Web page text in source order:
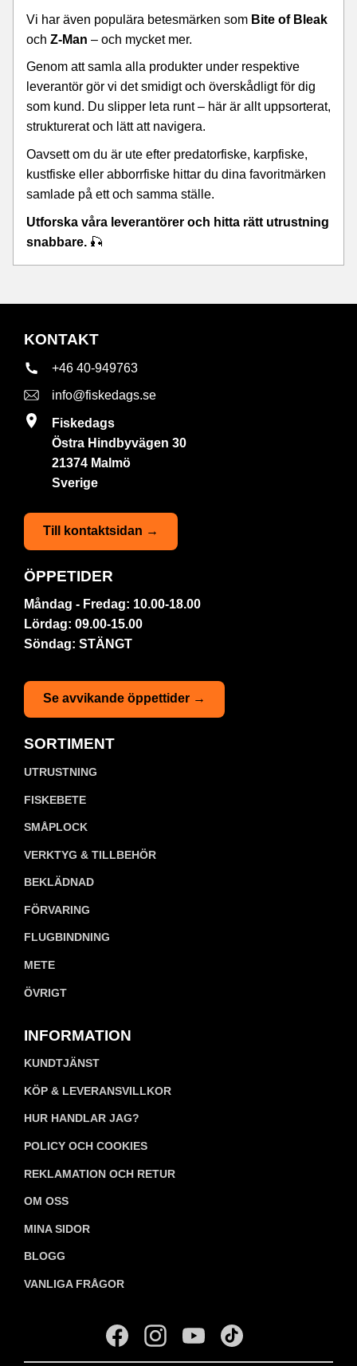
Vi har även populära betesmärken som Bite of Bleak
och Z-Man – och mycket mer.
Genom att samla alla produkter under respektive
leverantör gör vi det smidigt och överskådligt för dig
som kund. Du slipper leta runt – här är allt uppsorterat,
strukturerat och lätt att navigera.
Oavsett om du är ute efter predatorfiske, karpfiske,
kustfiske eller abborrfiske hittar du dina favoritmärken
samlade på ett och samma ställe.
Utforska våra leverantörer och hitta rätt utrustning
snabbare. 🎣
KONTAKT
+46 40-949763
info@fiskedags.se
Fiskedags
Östra Hindbyvägen 30
21374 Malmö
Sverige
Till kontaktsidan →
ÖPPETIDER
Måndag - Fredag: 10.00-18.00
Lördag: 09.00-15.00
Söndag: STÄNGT
Se avvikande öppettider →
SORTIMENT
UTRUSTNING
FISKEBETE
SMÅPLOCK
VERKTYG & TILLBEHÖR
BEKLÄDNAD
FÖRVARING
FLUGBINDNING
METE
ÖVRIGT
INFORMATION
KUNDTJÄNST
KÖP & LEVERANSVILLKOR
HUR HANDLAR JAG?
POLICY OCH COOKIES
REKLAMATION OCH RETUR
OM OSS
MINA SIDOR
BLOGG
VANLIGA FRÅGOR